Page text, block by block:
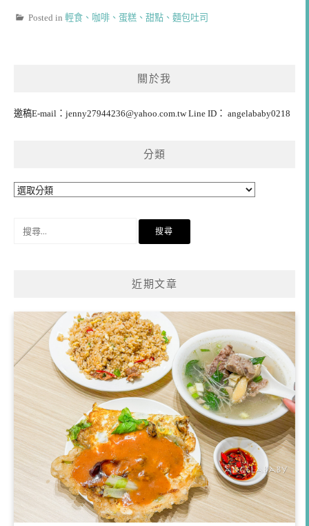
Posted in 輕食、咖啡、蛋糕、甜點、麵包吐司
關於我
邀稿E-mail： jenny27944236@yahoo.com.twLine ID： angelababy0218
分類
分
近期文章